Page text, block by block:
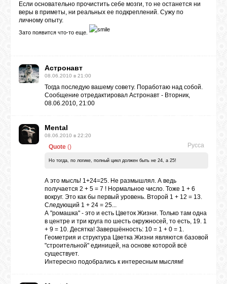
Если основательно прочистить себе мозги, то не останется ни
веры в приметы, ни реальных ее подкреплений. Сужу по
личному опыту.
Зато появится что-то еще.
Астронавт
08.06.2010 в 21:00
Тогда последую вашему совету. Поработаю над собой.
Сообщение отредактировал Астронавт - Вторник,
08.06.2010, 21:00
Mental
08.06.2010 в 22:20
Quote ( Русса
)
Но тогда, по логике, полный цикл должен быть не 24, а 25!
А это мысль! 1+24=25. Не размышлял. А ведь
получается 2 + 5 = 7 ! Нормальное число. Тоже 1 + 6
вокруг. Это как бы первый уровень. Второй 1 + 12 = 13.
Следующий 1 + 24 = 25...
А "ромашка" - это и есть Цветок Жизни. Только там одна
в центре и три круга по шесть окружносей, то есть, 19. 1
+ 9 = 10. Десятка! Завершённость: 10 = 1 + 0 = 1.
Геометрия и структура Цветка Жизни являются базовой
"строительной" единицей, на основе которой всё
существует.
Интересно подобрались к интересным мыслям!